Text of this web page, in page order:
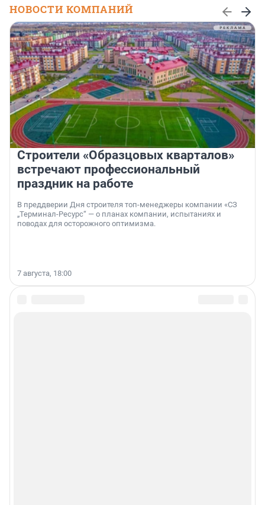
НОВОСТИ КОМПАНИЙ
Строители «Образцовых кварталов»
встречают профессиональный
праздник на работе
В преддверии Дня строителя топ-менеджеры компании «СЗ
„Терминал-Ресурс“ — о планах компании, испытаниях и
поводах для осторожного оптимизма.
7 августа, 18:00